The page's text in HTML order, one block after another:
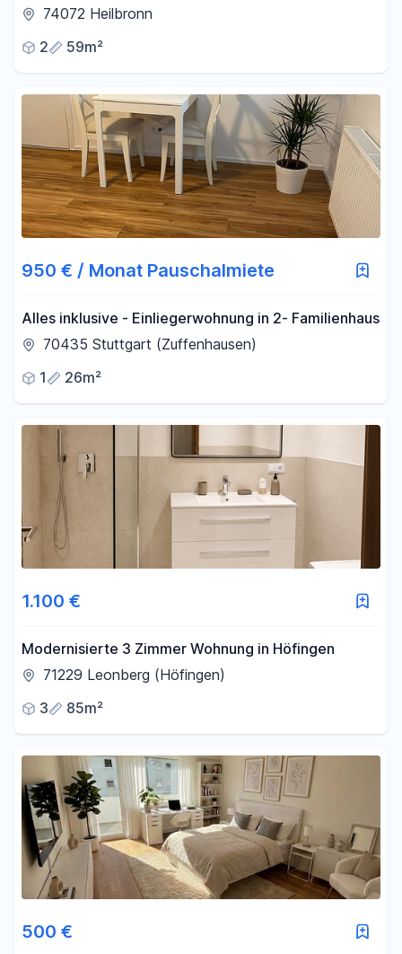
2 Zi. Wohnung mit 4,5 % AfA
74072 Heilbronn
2
59m²
950 € / Monat Pauschalmiete
Alles inklusive - Einliegerwohnung in 2- Familienhaus
70435 Stuttgart (Zuffenhausen)
1
26m²
1.100 €
Modernisierte 3 Zimmer Wohnung in Höfingen
71229 Leonberg (Höfingen)
3
85m²
500 €